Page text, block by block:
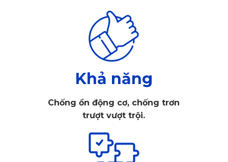
1. Điều gì tạo nên sự khác biệt của áo
ghế ô tô Vinfast VF8?
Giữa thị trường phụ kiện ô tô đang ngày càng đa dạng về
chất liệu và kiểu dáng, áo ghế ô tô VinFast VF8 của thương
hiệu KATA vẫn giữ vững vị thế nhờ những ưu điểm vượt trội
về tính năng và thẩm mỹ.
1.1. Chất liệu da PU có độ bền vượt trội
Khả năng
Chống ồn động cơ, chống trơn
trượt vượt trội.